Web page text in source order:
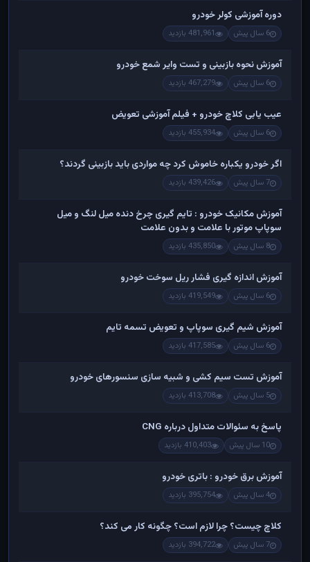
دوره آموزشی کولر خودرو
6 سال پیش 481,961 بازدید
آموزش نحوه بازبینی و تست وایر شمع خودرو
6 سال پیش 467,279 بازدید
عیب یابی کلاچ خودرو + فیلم آموزشی تعویض
6 سال پیش 455,934 بازدید
اگر خودرو یکباره خاموش کرد چه مواردی باید بازبینی گردند؟
7 سال پیش 439,426 بازدید
آموزش مکانیک خودرو : تایم گیری چرخ دنده میل لنگ و میل
سوپاپ موتور با علامت و بدون علامت
8 سال پیش 435,850 بازدید
آموزش اندازه گیری فشار ریل سوخت خودرو
6 سال پیش 419,549 بازدید
آموزش شیم گیری سوپاپ و تعویض تسمه تایم
6 سال پیش 417,585 بازدید
آموزش تست سیم کشی و شبیه سازی سنسورهای خودرو
5 سال پیش 413,708 بازدید
پاسخ به سئوالات متداول درباره CNG
10 سال پیش 410,403 بازدید
آموزش برق خودرو : باتری خودرو
4 سال پیش 395,754 بازدید
کلاچ چیست؟ چرا لازم است؟ چگونه کار می کند؟
7 سال پیش 394,722 بازدید